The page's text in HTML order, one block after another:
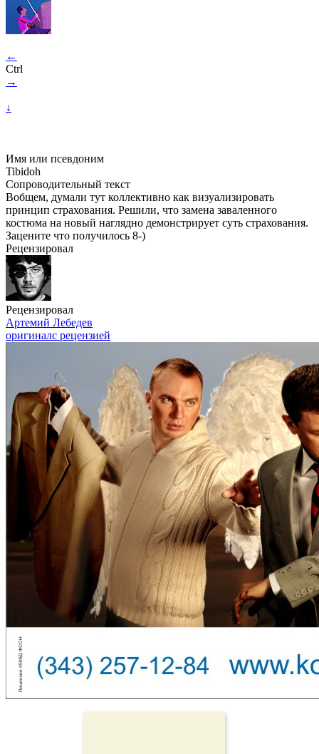
←
Ctrl
→
↓
Имя или псевдоним
Tibidoh
Сопроводительный текст
Вобщем, думали тут коллективно как визуализировать
принцип страхования. Решили, что замена заваленного
костюма на новый наглядно демонстрирует суть страхования.
Зацените что получилось 8-)
Рецензировал
Рецензировал
Артемий Лебедев
оригиналс рецензией